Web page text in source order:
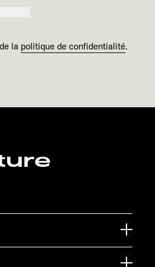
la politique de confidentialité.